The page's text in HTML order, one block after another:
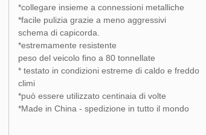
*collegare insieme a connessioni metalliche
*facile pulizia grazie a meno aggressivi
schema di capicorda.
*estremamente resistente
peso del veicolo fino a 80 tonnellate
* testato in condizioni estreme di caldo e freddo
climi
*può essere utilizzato centinaia di volte
*Made in China - spedizione in tutto il mondo